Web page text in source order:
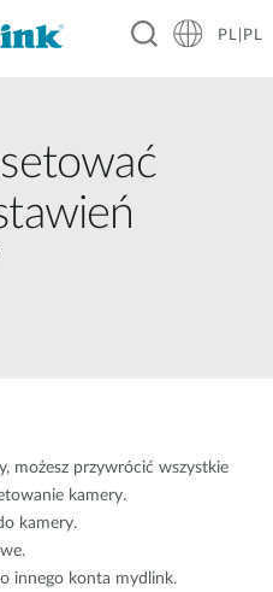
PL|PL
możesz przywrócić wszystkie
kamery.
kamery.
innego konta mydlink.